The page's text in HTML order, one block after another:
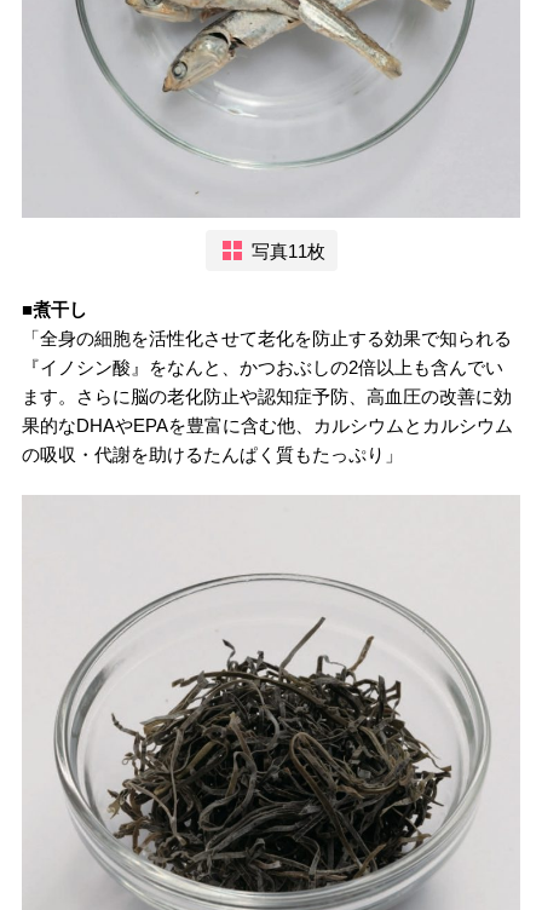
写真11枚
■煮干し
「全身の細胞を活性化させて老化を防止する効果で知られる
『イノシン酸』をなんと、かつおぶしの2倍以上も含んでい
ます。さらに脳の老化防止や認知症予防、高血圧の改善に効
果的なDHAやEPAを豊富に含む他、カルシウムとカルシウム
の吸収・代謝を助けるたんぱく質もたっぷり」